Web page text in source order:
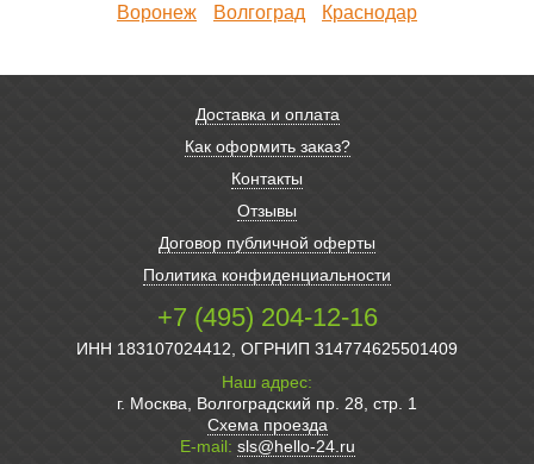
Воронеж
Волгоград Краснодар
Доставка и оплата
Как оформить заказ?
Контакты
Отзывы
Договор публичной оферты
Политика конфиденциальности
+7 (495) 204-12-16
ИНН 183107024412, ОГРНИП 314774625501409
Наш адрес:
г. Москва, Волгоградский пр. 28, стр. 1
Схема проезда
E-mail: sls@hello-24.ru